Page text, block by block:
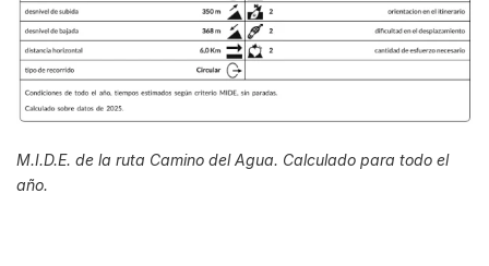
M.I.D.E. de la ruta Camino del Agua. Calculado para todo el
año.